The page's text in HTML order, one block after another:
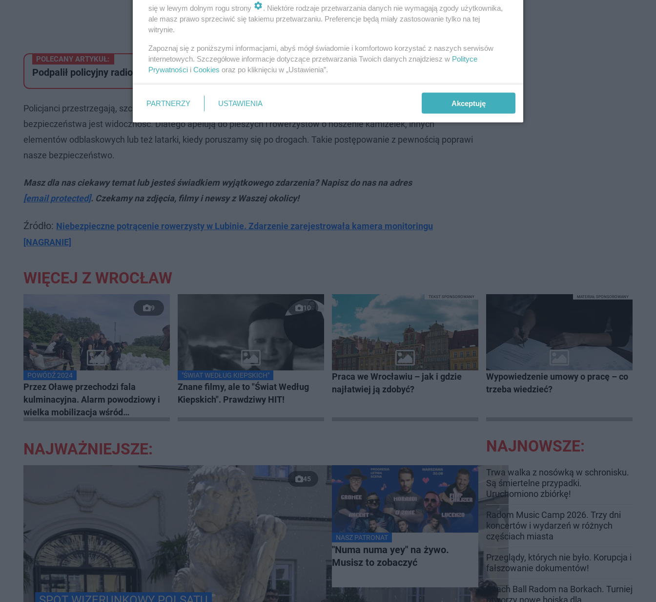
POLECANY ARTYKUŁ:
Podpalił policyjny radiowóz. Nie potrafił wytłumaczyć, dlaczego to zrobił
Policjanci przestrzegają, szczególnie teraz, w okresie jesiennym, że jednym z podstawowych warunków
bezpieczeństwa jest widoczność. Dlatego apelują do pieszych i rowerzystów o noszenie kamizelek, innych
elementów odblaskowych lub też latarki, kiedy poruszamy się po drogach. Takie postępowanie z pewnością poprawi
nasze bezpieczeństwo.
Masz dla nas ciekawy temat lub jesteś świadkiem wyjątkowego zdarzenia? Napisz do nas na adres
[email protected]. Czekamy na zdjęcia, filmy i newsy z Waszej okolicy!
Źródło: Niebezpieczne potrącenie rowerzysty w Lubinie. Zdarzenie zarejestrowała kamera monitoringu
[NAGRANIE]
WIĘCEJ Z WROCŁAW
9
POWÓDŹ 2024
Przez Oławę przechodzi fala
kulminacyjna. Alarm powodziowy i
wielka mobilizacja wśród
10
"ŚWIAT WEDŁUG KIEPSKICH"
Znane filmy, ale to "Świat Według
Kiepskich". Prawdziwy HIT!
Praca we Wrocławiu – jak i gdzie
najłatwiej ją zdobyć?
TEKST SPONSOROWANY
Wypowiedzenie umowy o pracę – co
trzeba wiedzieć?
MATERIAŁ SPONSOROWANY
NAJWAŻNIEJSZE:
45
NASZ PATRONAT
"Numa numa yey" na żywo.
Musisz to zobaczyć
NAJNOWSZE:
Trwa walka z nosówką w schronisku.
Są śmiertelne przypadki.
Uruchomiono zbiórkę!
Radom Music Camp 2026. Trzy dni
koncertów i wydarzeń w różnych
częściach miasta
Przeglądy, których nie było. Korupcja i
fałszowanie dokumentów!
Beach Ball Radom na Borkach. Turniej
otworzy nowe boiska dla
się w lewym dolnym rogu strony
. Niektóre rodzaje przetwarzania danych nie wymagają zgody użytkownika,
ale masz prawo sprzeciwić się takiemu przetwarzaniu. Preferencje będą miały zastosowanie tylko na tej
witrynie.
Zapoznaj się z poniższymi informacjami, abyś mógł świadomie i komfortowo korzystać z naszych serwisów
internetowych. Szczegółowe informacje dotyczące przetwarzania Twoich danych znajdziesz w Polityce
Prywatności i Cookies oraz po kliknięciu w „Ustawienia”.
PARTNERZY USTAWIENIA Akceptuję